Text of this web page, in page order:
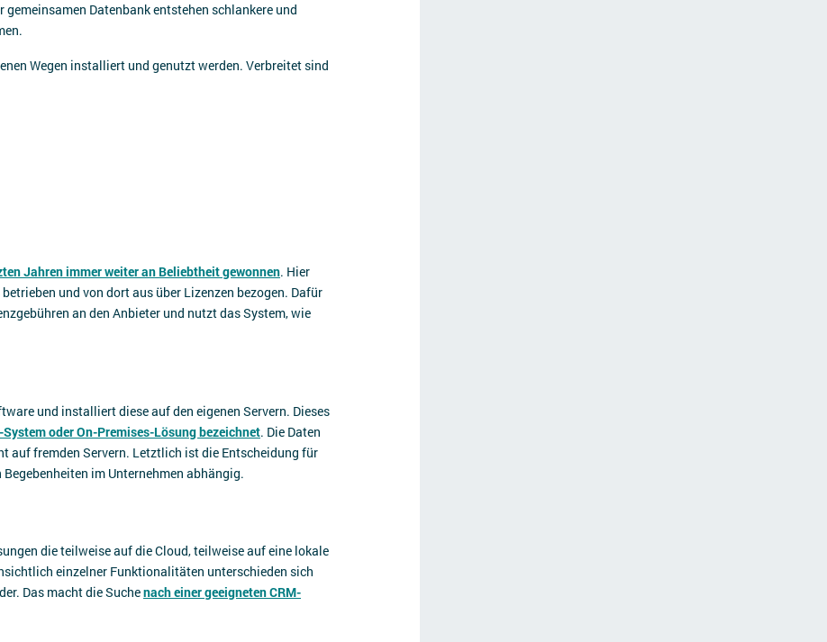
Datenbank entstehen schlankere und
Wegen installiert und genutzt werden. Verbreitet sind
Jahren immer weiter an Beliebtheit gewonnen. Hier
und von dort aus über Lizenzen bezogen. Dafür
an den Anbieter und nutzt das System, wie
und installiert diese auf den eigenen Servern. Dieses
oder On-Premises-Lösung bezeichnet. Die Daten
auf fremden Servern. Letztlich ist die Entscheidung für
im Unternehmen abhängig.
die teilweise auf die Cloud, teilweise auf eine lokale
einzelner Funktionalitäten unterschieden sich
Das macht die Suchenach einer geeigneten CRM-